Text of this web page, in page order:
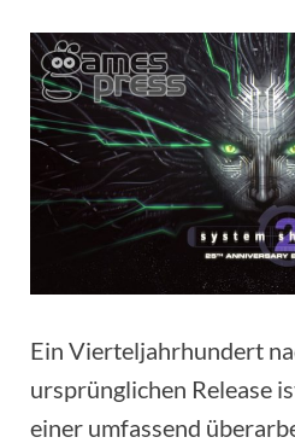
Ein Vierteljahrhundert
ursprünglichen Release
einer umfassend